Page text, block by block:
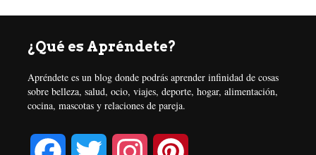
¿Qué es Apréndete?
Apréndete es un blog donde podrás aprender infinidad de cosas
sobre belleza, salud, ocio, viajes, deporte, hogar, alimentación,
cocina, mascotas y relaciones de pareja.